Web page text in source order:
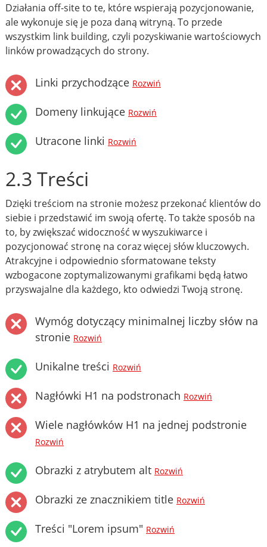
Działania off-site to te, które wspierają pozycjonowanie,
ale wykonuje się je poza daną witryną. To przede
wszystkim link building, czyli pozyskiwanie wartościowych
linków prowadzących do strony.
Linki przychodzące Rozwiń
Domeny linkujące Rozwiń
Utracone linki Rozwiń
2.3 Treści
Dzięki treściom na stronie możesz przekonać klientów do
siebie i przedstawić im swoją ofertę. To także sposób na
to, by zwiększać widoczność w wyszukiwarce i
pozycjonować stronę na coraz więcej słów kluczowych.
Atrakcyjne i odpowiednio sformatowane teksty
wzbogacone zoptymalizowanymi grafikami będą łatwo
przyswajalne dla każdego, kto odwiedzi Twoją stronę.
Wymóg dotyczący minimalnej liczby słów na
stronie Rozwiń
Unikalne treści Rozwiń
Nagłówki H1 na podstronach Rozwiń
Wiele nagłówków H1 na jednej podstronie
Rozwiń
Obrazki z atrybutem alt Rozwiń
Obrazki ze znacznikiem title Rozwiń
Treści "Lorem ipsum" Rozwiń